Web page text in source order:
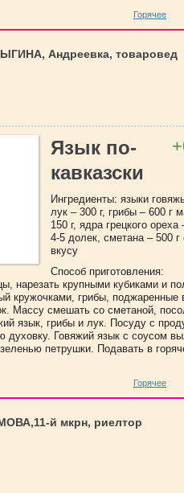
Горячее
Андреевка, товаровед
Язык по-
кавказски
Ингредиенты: языки
лук – 300 г, грибы – 600 г
150 г, ядра грецкого
4-5 долек, сметана – 500
вкусу
Способ приготовления:
нарезать крупными кубиками и
кружочками, грибы, поджаренные
Массу смешать со сметаной,
язык, грибы и лук. Посуду с
духовку. Говяжий язык с соусом
петрушки. Подавать в
Горячее
й мкрн, риелтор